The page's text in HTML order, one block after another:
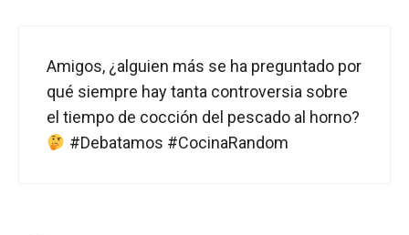
Amigos, ¿alguien más se ha preguntado por
qué siempre hay tanta controversia sobre
el tiempo de cocción del pescado al horno?
#Debatamos #CocinaRandom